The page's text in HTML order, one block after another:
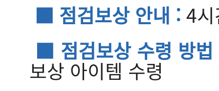
■ 점검보상 안내 : 4
■ 점검보상 수령 방
보상 아이템 수령